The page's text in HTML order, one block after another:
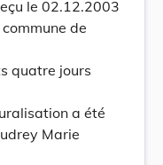
le 02.12.2003
de
quatre jours
a été
Marie